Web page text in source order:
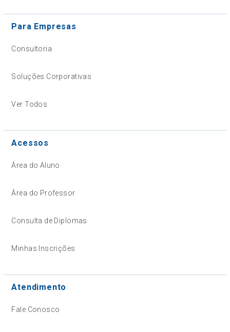
Para Empresas
Consultoria
Soluções Corporativas
Ver Todos
Acessos
Área do Aluno
Área do Professor
Consulta de Diplomas
Minhas Inscrições
Atendimento
Fale Conosco